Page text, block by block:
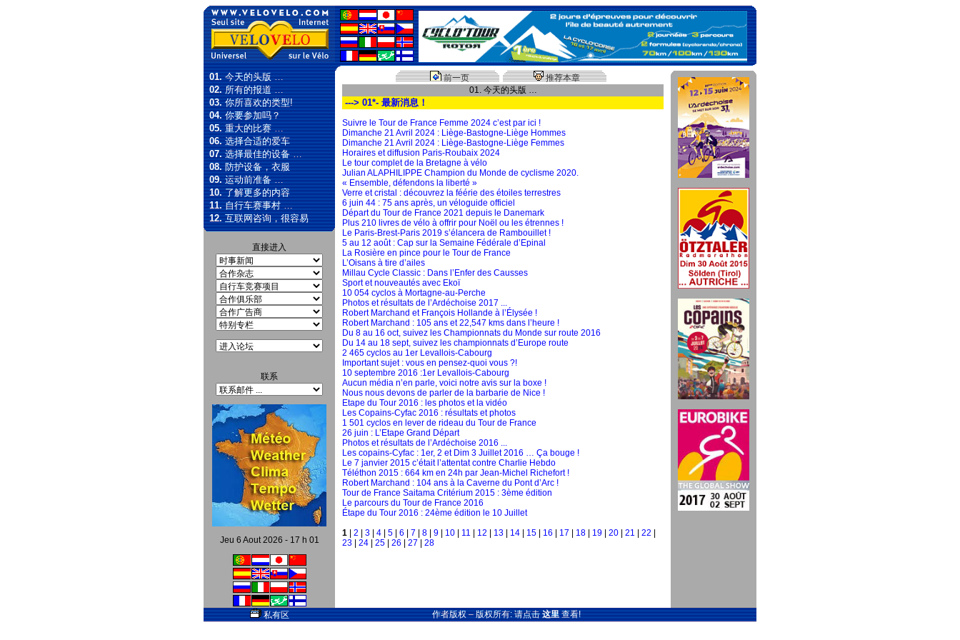
01.今天的头版 …
02.所有的报道 …
03.你所喜欢的类型!
04.你要参加吗？
05.重大的比赛 …
06.选择合适的爱车
07.选择最佳的设备 …
08.防护设备，衣服
09.运动前准备 …
10.了解更多的内容
11.自行车赛事村 …
12.互联网咨询，很容易
直接进入
联系
Jeu 6 Aout 2026 - 17 h 01
前一页
推荐本章
01. 今天的头版 …
---> 01*- 最新消息！
Suivre le Tour de France Femme 2024 c’est par ici !
Dimanche 21 Avril 2024 : Liège-Bastogne-Liège Hommes
Dimanche 21 Avril 2024 : Liège-Bastogne-Liège Femmes
Horaires et diffusion Paris-Roubaix 2024
Le tour complet de la Bretagne à vélo
Julian ALAPHILIPPE Champion du Monde de cyclisme 2020.
« Ensemble, défendons la liberté »
Verre et cristal : découvrez la féérie des étoiles terrestres
6 juin 44 : 75 ans après, un véloguide officiel
Départ du Tour de France 2021 depuis le Danemark
Plus 210 livres de vélo à offrir pour Noël ou les étrennes !
Le Paris-Brest-Paris 2019 s’élancera de Rambouillet !
5 au 12 août : Cap sur la Semaine Fédérale d’Epinal
La Rosière en pince pour le Tour de France
L’Oisans à tire d’ailes
Millau Cycle Classic : Dans l’Enfer des Causses
Sport et nouveautés avec Ekoï
10 054 cyclos à Mortagne-au-Perche
Photos et résultats de l’Ardéchoise 2017 ...
Robert Marchand et François Hollande à l’Élysée !
Robert Marchand : 105 ans et 22,547 kms dans l’heure !
Du 8 au 16 oct, suivez les Championnats du Monde sur route 2016
Du 14 au 18 sept, suivez les championnats d’Europe route
2 465 cyclos au 1er Levallois-Cabourg
Important sujet : vous en pensez-quoi vous ?!
10 septembre 2016 :1er Levallois-Cabourg
Aucun média n’en parle, voici notre avis sur la boxe !
Nous nous devons de parler de la barbarie de Nice !
Etape du Tour 2016 : les photos et la vidéo
Les Copains-Cyfac 2016 : résultats et photos
1 501 cyclos en lever de rideau du Tour de France
26 juin : L’Etape Grand Départ
Photos et résultats de l’Ardéchoise 2016 ...
Les copains-Cyfac : 1er, 2 et Dim 3 Juillet 2016 … Ça bouge !
Le 7 janvier 2015 c’était l’attentat contre Charlie Hebdo
Téléthon 2015 : 664 km en 24h par Jean-Michel Richefort !
Robert Marchand : 104 ans à la Caverne du Pont d’Arc !
Tour de France Saitama Critérium 2015 : 3ème édition
Le parcours du Tour de France 2016
Étape du Tour 2016 : 24ème édition le 10 Juillet
1
2 3 4 5 6 7 8 9 10 11 12 13 14 15 16 17 18 19 20 21 22
23
24 25 26 27 28
私有区 作者版权 – 版权所有: 请点击这里查看!